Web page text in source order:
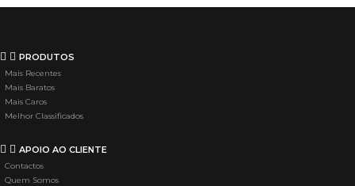
PRODUTOS
Mais Recentes
Mais Baratos
Mais Caros
Melhor Classificados
APOIO AO CLIENTE
Contactos
Quem Somos